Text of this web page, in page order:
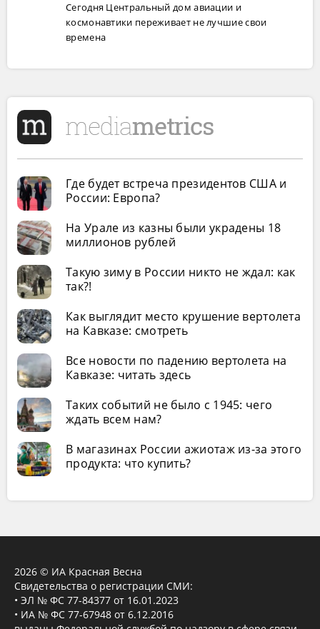
Сегодня Центральный дом авиации и
космонавтики переживает не лучшие свои
времена
Где будет встреча президентов США и
России: Европа?
На Урале из казны были украдены 18
миллионов рублей
Такую зиму в России никто не ждал: как
так?!
Как выглядит место крушение вертолета
на Кавказе: смотреть
Все новости по падению вертолета на
Кавказе: читать здесь
Таких событий не было с 1945: чего
ждать всем нам?
В магазинах России ажиотаж из-за этого
продукта: что купить?
2026 © ИА Красная Весна
Свидетельства о регистрации СМИ:
• ЭЛ № ФС 77-84377 от 16.01.2023
• ИА № ФС 77-67948 от 6.12.2016